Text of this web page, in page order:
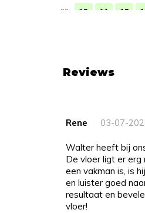
Reviews
Rene 03-07-
Walter heeft bij ons een PVC vloer gelegd over de gehele eerste verdieping.
De vloer ligt er erg
een vakman is, is
en luister goed
resultaat en
vloer!